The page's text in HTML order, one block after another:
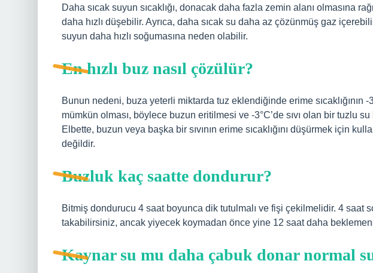
Daha sıcak suyun sıcaklığı, donacak daha fazla zemin alanı olmasına
daha hızlı düşebilir. Ayrıca, daha sıcak su daha az çözünmüş gaz
suyun daha hızlı soğumasına neden olabilir.
En hızlı buz nasıl çözülür?
Bunun nedeni, buza yeterli miktarda tuz eklendiğinde erime sıcaklığının -
mümkün olması, böylece buzun eritilmesi ve -3°C’de sıvı olan bir tuzlu su
Elbette, buzun veya başka bir sıvının erime sıcaklığını düşürmek için
değildir.
Buzluk kaç saatte dondurur?
Bitmiş dondurucu 4 saat boyunca dik tutulmalı ve fişi çekilmelidir. 4 saat
takabilirsiniz, ancak yiyecek koymadan önce yine 12 saat daha
Kaynar su mu daha çabuk donar normal